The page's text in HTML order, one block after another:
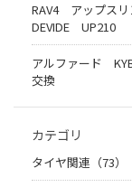
RAV4 アップス
DEVIDE UP210
アルファード
交換
カテゴリ
タイヤ関連（73）